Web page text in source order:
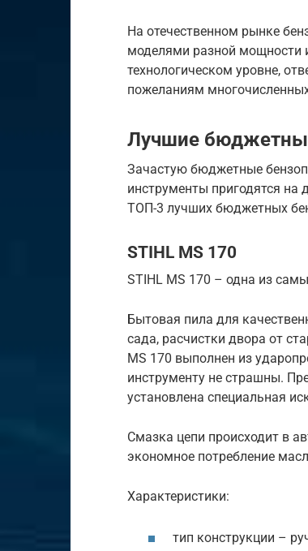
На отечественном рынке
моделями разной мощности
технологическом уровне,
пожеланиям
Лучшие
Зачастую бюджетные
инструменты пригодятся
ТОП-3 лучших бюджетных
STIHL MS 170
STIHL MS 170 – одна из
Бытовая пила для
сада, расчистки двора от
MS 170 выполнен из
инструменту не страшны.
установлена специальная
Смазка цепи происходит в
экономное потребление
Характеристики:
тип конструкции –